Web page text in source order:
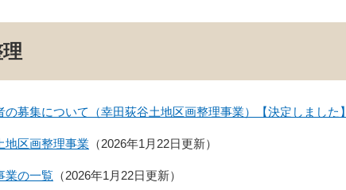
の募集について（幸田荻谷土地区画整理事業）【決定しました】
地区画整理事業 2026年1月22日更新
業の一覧 2026年1月22日更新